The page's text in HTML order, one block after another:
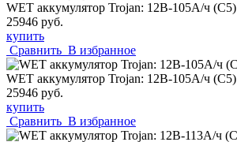
WET аккумулятор Trojan: 12В-105А/ч (С5)
25946 руб.
купить
Сравнить В избранное
WET аккумулятор Trojan: 12В-105А/ч (С5)
25946 руб.
купить
Сравнить В избранное